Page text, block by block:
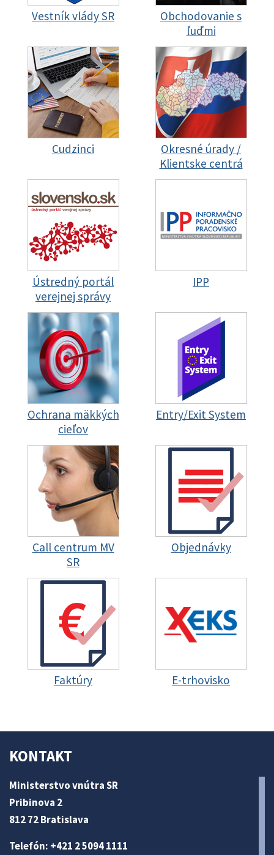
Vestník vlády SR
Obchodovanie s
ľuďmi
Cudzinci
Okresné úrady /
Klientske centrá
Ústredný portál
verejnej správy
IPP
Ochrana mäkkých
cieľov
Entry/Exit System
Call centrum MV
SR
Objednávky
Faktúry E-trhovisko
KONTAKT
Ministerstvo vnútra SR
Pribinova 2
812 72 Bratislava
Telefón: +421 2 5094 1111